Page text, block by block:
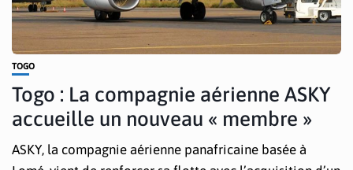
TOGO
Togo : La compagnie aérienne ASKY
accueille un nouveau « membre »
ASKY, la compagnie aérienne panafricaine basée à